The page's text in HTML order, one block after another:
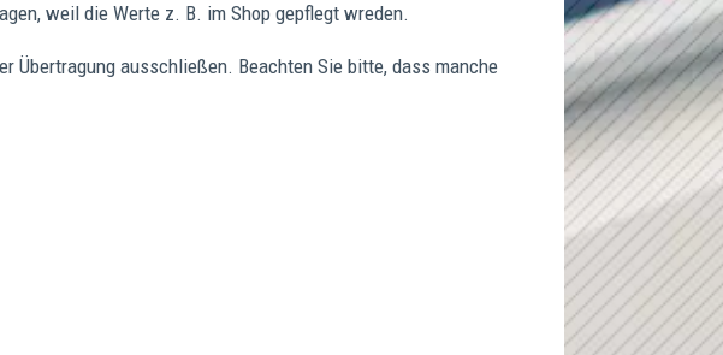
weil die Werte z. B. im Shop gepflegt wreden.
Übertragung ausschließen. Beachten Sie bitte, dass manche